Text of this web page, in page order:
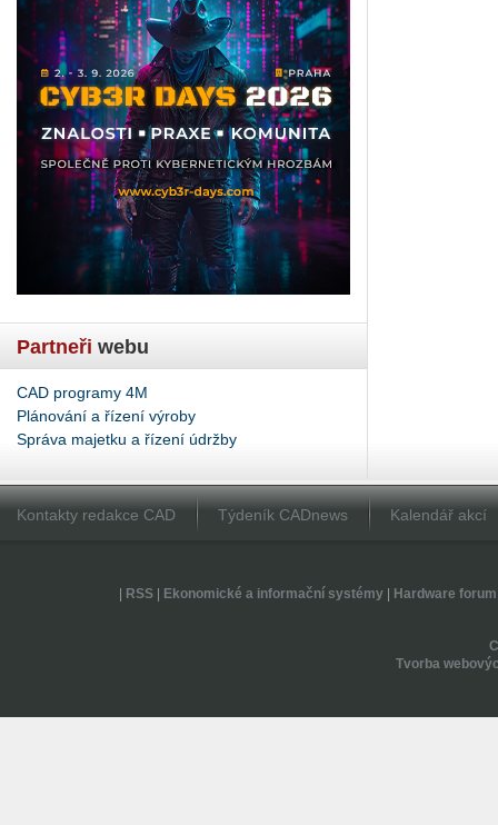
Partneři webu
CAD programy 4M
Plánování a řízení výroby
Správa majetku a řízení údržby
Kontakty redakce CAD Týdeník CADnews Kalendář akcí
RSS| Ekonomické a informační systémy| Hardware forum
Tvorba